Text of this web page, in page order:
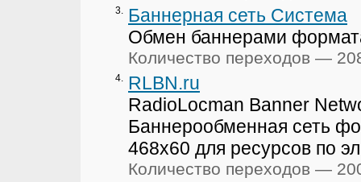
3.
Баннерная сеть Система
Обмен баннерами
Количество переходов —
4.
RLBN.ru
RadioLocman Banner
Баннерообменная сеть
468х60 для ресурсов по
Количество переходов —